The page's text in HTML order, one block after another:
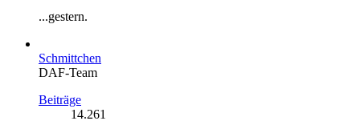
...gestern.
Schmittchen
DAF-Team
Beiträge
14.261